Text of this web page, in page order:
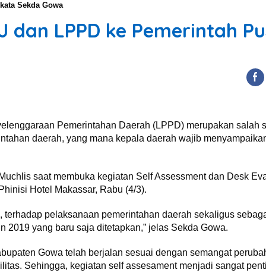
Sekda Gowa
dan LPPD ke Pemerintah
Pemerintahan Daerah (LPPD) merupakan salah
daerah, yang mana kepala daerah wajib
saat membuka kegiatan Self Assessment dan Desk
Hotel Makassar, Rabu (4/3).
pelaksanaan pemerintahan daerah sekaligus
2019 yang baru saja ditetapkan,” jelas Sekda Gowa.
Gowa telah berjalan sesuai dengan semangat
Sehingga, kegiatan self assesament menjadi sangat